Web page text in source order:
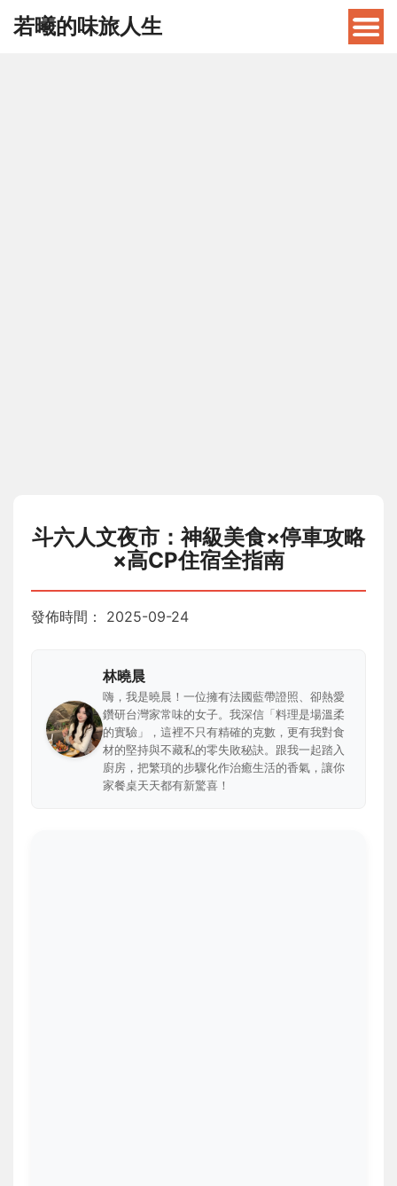
若曦的味旅人生
斗六人文夜市：神級美食×停車攻略
×高CP住宿全指南
發佈時間： 2025-09-24
林曉晨
嗨，我是曉晨！一位擁有法國藍帶證照、卻熱愛
鑽研台灣家常味的女子。我深信「料理是場溫柔
的實驗」，這裡不只有精確的克數，更有我對食
材的堅持與不藏私的零失敗秘訣。跟我一起踏入
廚房，把繁瑣的步驟化作治癒生活的香氣，讓你
家餐桌天天都有新驚喜！